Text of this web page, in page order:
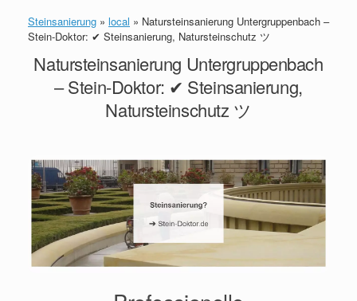
Steinsanierung » local » Natursteinsanierung Untergruppenbach –
Stein-Doktor: ✔ Steinsanierung, Natursteinschutz ツ
Natursteinsanierung Untergruppenbach
– Stein-Doktor: ✔ Steinsanierung,
Natursteinschutz ツ